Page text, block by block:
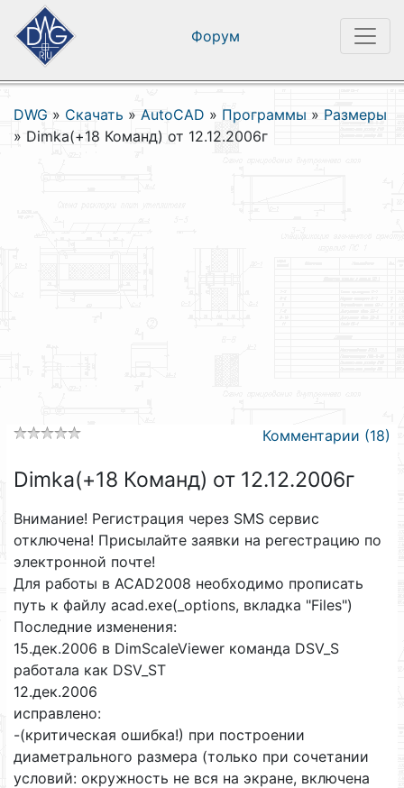
Форум
DWG » Скачать » AutoCAD » Программы » Размеры
» Dimka(+18 Команд) от 12.12.2006г
Комментарии (18)
Dimka(+18 Команд) от 12.12.2006г
Внимание! Регистрация через SMS сервис
отключена! Присылайте заявки на регестрацию по
электронной почте!
Для работы в ACAD2008 необходимо прописать
путь к файлу acad.exe(_options, вкладка "Files")
Последние изменения:
15.дек.2006 в DimScaleViewer команда DSV_S
работала как DSV_ST
12.дек.2006
исправлено:
-(критическая ошибка!) при построении
диаметрального размера (только при сочетании
условий: окружность не вся на экране, включена